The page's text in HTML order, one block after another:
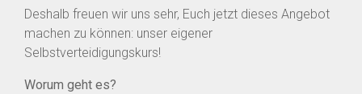
Deshalb freuen wir uns sehr, Euch jetzt dieses Angebot
machen zu können: unser eigener
Selbstverteidigungskurs!
Worum geht es?